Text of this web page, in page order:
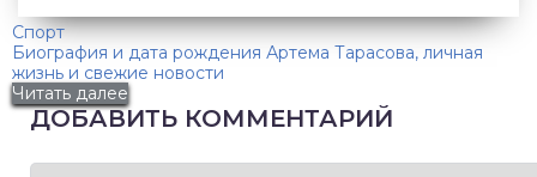
Спорт
Биография и дата рождения Артема Тарасова, личная
жизнь и свежие новости
Читать далее
ДОБАВИТЬ КОММЕНТАРИЙ